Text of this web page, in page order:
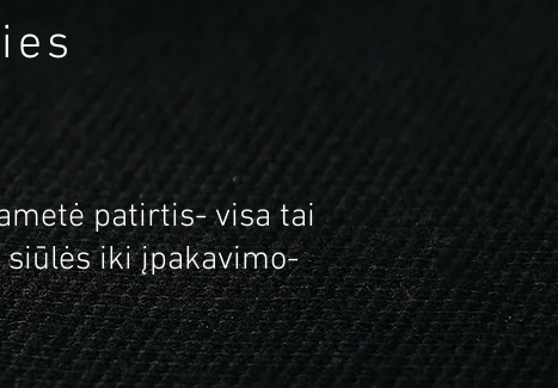
patirtis- visa tai
siūlės iki įpakavimo-